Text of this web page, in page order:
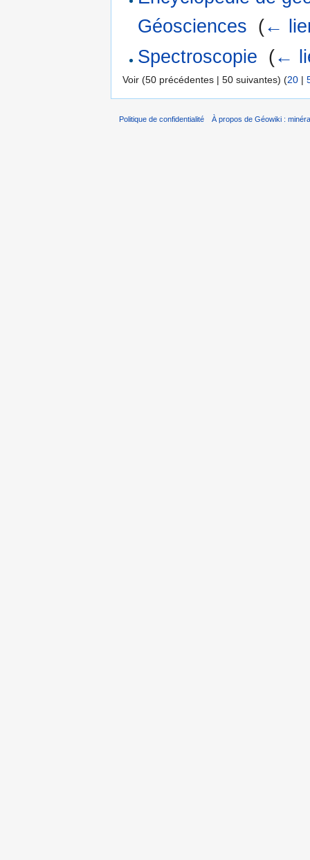
Géosciences (←
Spectroscopie (←
Voir (50 précédentes | 50 suivantes) (20 |
Politique de confidentialité À propos de Géowiki :